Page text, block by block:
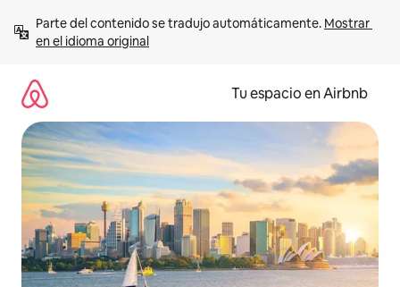
contenido
Parte del contenido se tradujo automáticamente. Mostrar
en el idioma original
Tu espacio en Airbnb